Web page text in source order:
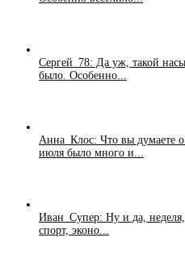
Сергей_78: Да уж, такой
было. Особенно...
Анна_Клос: Что вы думаете
июля было много и...
Иван_Супер: Ну и да,
спорт, эконо...